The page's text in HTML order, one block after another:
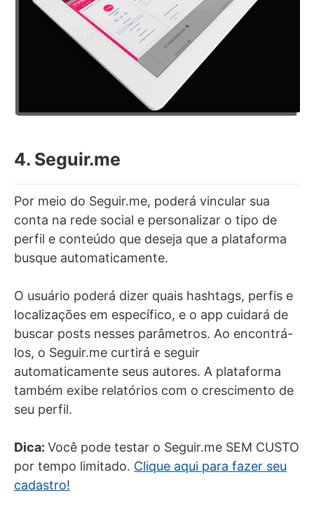
4. Seguir.me
Por meio do Seguir.me, poderá vincular sua
conta na rede social e personalizar o tipo de
perfil e conteúdo que deseja que a plataforma
busque automaticamente.
O usuário poderá dizer quais hashtags, perfis e
localizações em específico, e o app cuidará de
buscar posts nesses parâmetros. Ao encontrá-
los, o Seguir.me curtirá e seguir
automaticamente seus autores. A plataforma
também exibe relatórios com o crescimento de
seu perfil.
Dica: Você pode testar o Seguir.me SEM CUSTO
por tempo limitado. Clique aqui para fazer seu
cadastro!